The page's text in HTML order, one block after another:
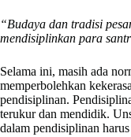
“Budaya dan tradisi
mendisiplinkan para
Selama ini, masih ada
memperbolehkan
pendisiplinan.
terukur dan mendidik.
dalam pendisiplinan